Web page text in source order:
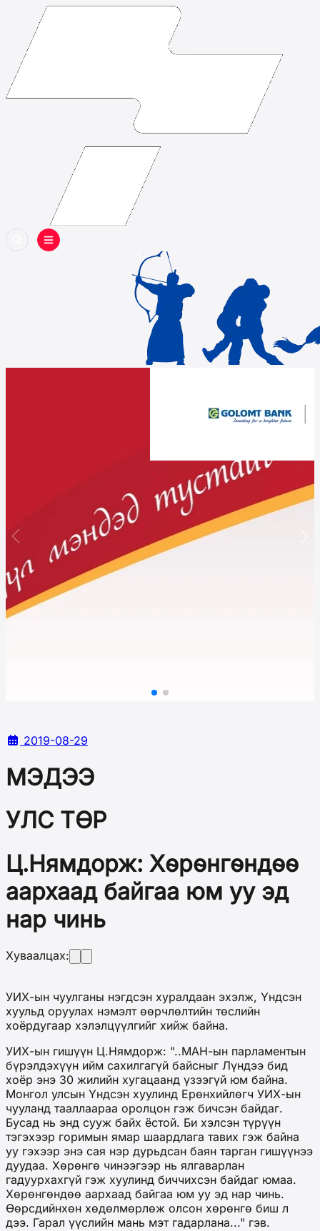
2019-08-29
МЭДЭЭ
УЛС ТӨР
Ц.Нямдорж: Хөрөнгөндөө
аархаад байгаа юм уу эд
нар чинь
Хуваалцах:
УИХ-ын чуулганы нэгдсэн хуралдаан эхэлж, Үндсэн
хуульд оруулах нэмэлт өөрчлөлтийн төслийн
хоёрдугаар хэлэлцүүлгийг хийж байна.
УИХ-ын гишүүн Ц.Нямдорж: "..МАН-ын парламентын
бүрэлдэхүүн ийм сахилгагүй байсныг Лүндээ бид
хоёр энэ 30 жилийн хугацаанд үзээгүй юм байна.
Монгол улсын Үндсэн хуулинд Ерөнхийлөгч УИХ-ын
чууланд тааллаараа оролцон гэж бичсэн байдаг.
Бусад нь энд сууж байх ёстой. Би хэлсэн түрүүн
тэгэхээр горимын ямар шаардлага тавих гэж байна
уу гэхээр энэ сая нэр дурьдсан баян тарган гишүүнээ
дуудаа. Хөрөнгө чинээгээр нь ялгаварлан
гадуурхахгүй гэж хуулинд биччихсэн байдаг юмаа.
Хөрөнгөндөө аархаад байгаа юм уу эд нар чинь.
Өөрсдийнхөн хөдөлмөрлөж олсон хөрөнгө биш л
дээ. Гарал үүслийн мань мэт гадарлана..." гэв.